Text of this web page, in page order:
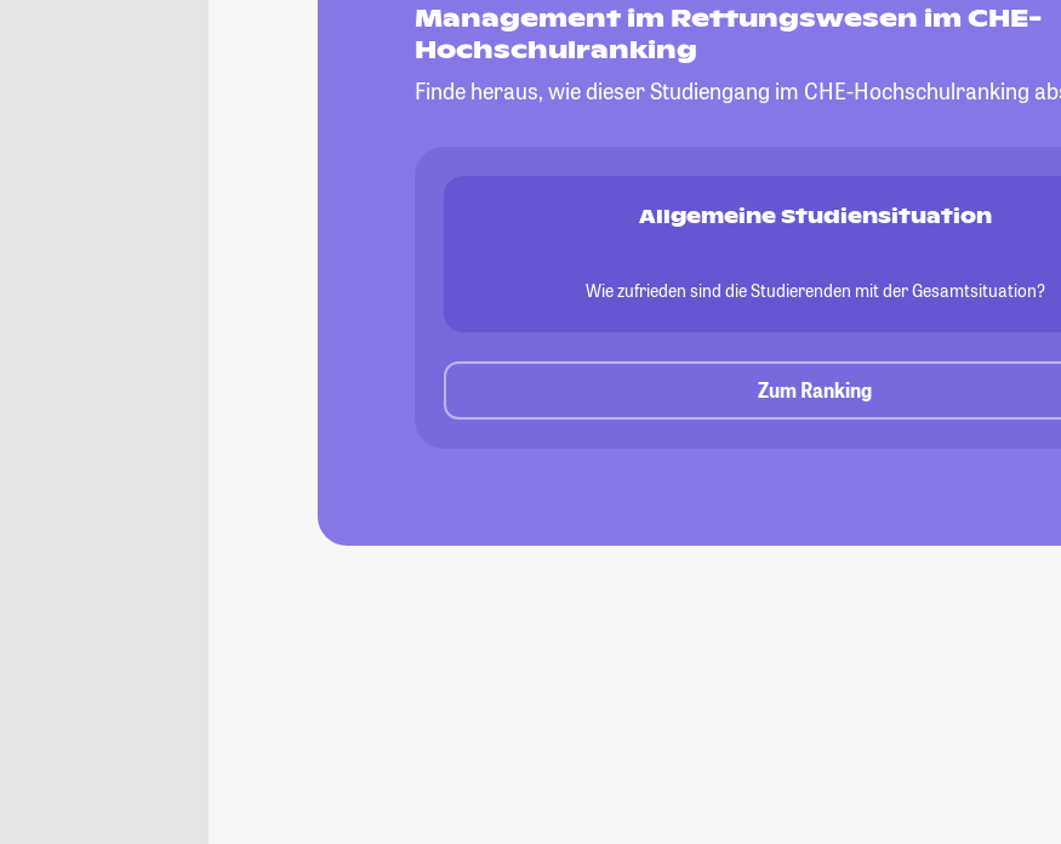
Management im Rettungswesen im CHE-
Hochschulranking
Finde heraus, wie dieser Studiengang im CHE-Hochschulranking
Allgemeine Studiensituation
Wie zufrieden sind die Studierenden mit der Gesamtsituation?
Zum Ranking